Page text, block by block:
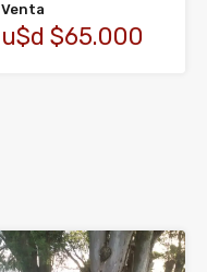
Venta
u$d $65.000